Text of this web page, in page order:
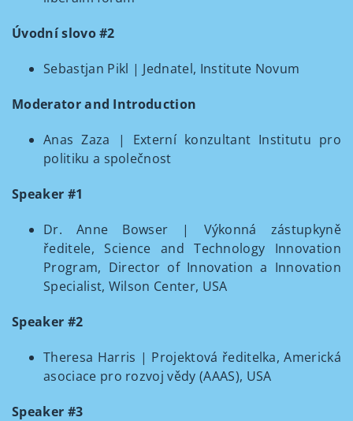
Úvodní slovo #2
Sebastjan Pikl | Jednatel, Institute Novum
Moderator and Introduction
Anas Zaza | Externí konzultant Institutu pro
politiku a společnost
Speaker #1
Dr. Anne Bowser | Výkonná zástupkyně
ředitele, Science and Technology Innovation
Program, Director of Innovation a Innovation
Specialist, Wilson Center, USA
Speaker #2
Theresa Harris | Projektová ředitelka, Americká
asociace pro rozvoj vědy (AAAS), USA
Speaker #3